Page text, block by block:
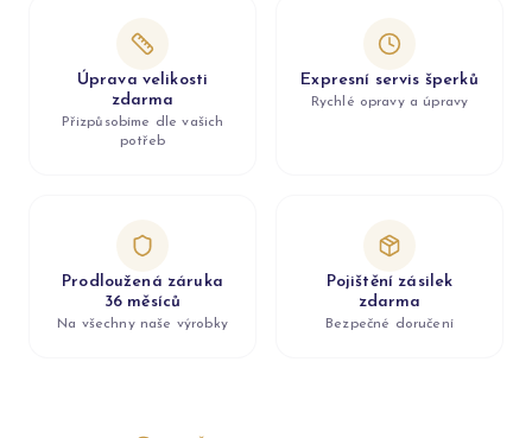
Úprava velikosti
zdarma
Přizpůsobíme dle vašich
potřeb
Expresní servis šperků
Rychlé opravy a úpravy
Prodloužená záruka
36 měsíců
Na všechny naše výrobky
Pojištění zásilek
zdarma
Bezpečné doručení